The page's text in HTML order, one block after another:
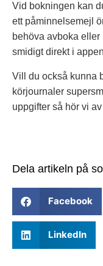
Vid bokningen kan
ett påminnelsemejl
behöva avboka
smidigt direkt i
Vill du också kunna
körjournaler
uppgifter så hör vi
Dela artikeln på
Facebook
LinkedIn